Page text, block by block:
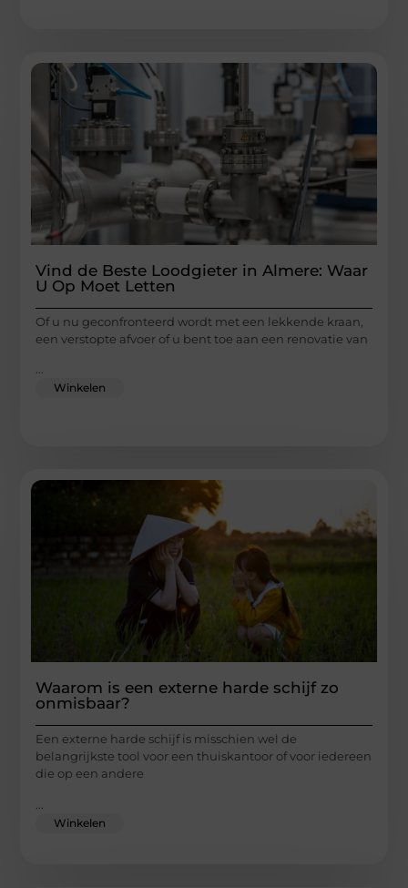
Vind de Beste Loodgieter in Almere: Waar
U Op Moet Letten
Of u nu geconfronteerd wordt met een lekkende kraan,
een verstopte afvoer of u bent toe aan een renovatie van
...
Winkelen
Waarom is een externe harde schijf zo
onmisbaar?
Een externe harde schijf is misschien wel de
belangrijkste tool voor een thuiskantoor of voor iedereen
die op een andere
Winkelen